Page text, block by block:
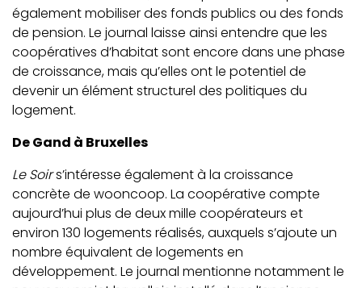
également mobiliser des fonds publics ou des fonds
de pension. Le journal laisse ainsi entendre que les
coopératives d’habitat sont encore dans une phase
de croissance, mais qu’elles ont le potentiel de
devenir un élément structurel des politiques du
logement.
De Gand à Bruxelles
Le Soirs’intéresse également à la croissance
concrète de wooncoop. La coopérative compte
aujourd’hui plus de deux mille coopérateurs et
environ 130 logements réalisés, auxquels s’ajoute un
nombre équivalent de logements en
développement. Le journal mentionne notamment le